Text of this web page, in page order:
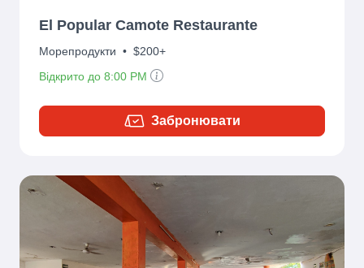
El Popular Camote Restaurante
Морепродукти • $200+
Відкрито до 8:00 PM
Забронювати